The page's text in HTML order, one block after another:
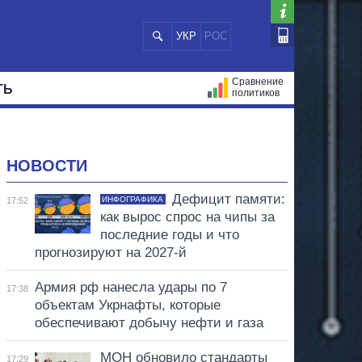
УКР РОС
Сравнение
политиков
НОВОСТИ
17:52 ИНФОГРАФИКА
Дефицит памяти:
как вырос спрос на чипы за
последние годы и что
прогнозируют на 2027-й
17:38
Армия рф нанесла удары по 7
объектам Укрнафты, которые
обеспечивают добычу нефти и газа
17:29
МОН обновило стандарты